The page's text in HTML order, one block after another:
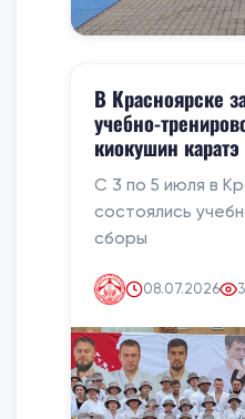
В Красноярске
учебно-
киокушин каратэ
С 3 по 5 июля в
состоялись
сборы
08.07.2026